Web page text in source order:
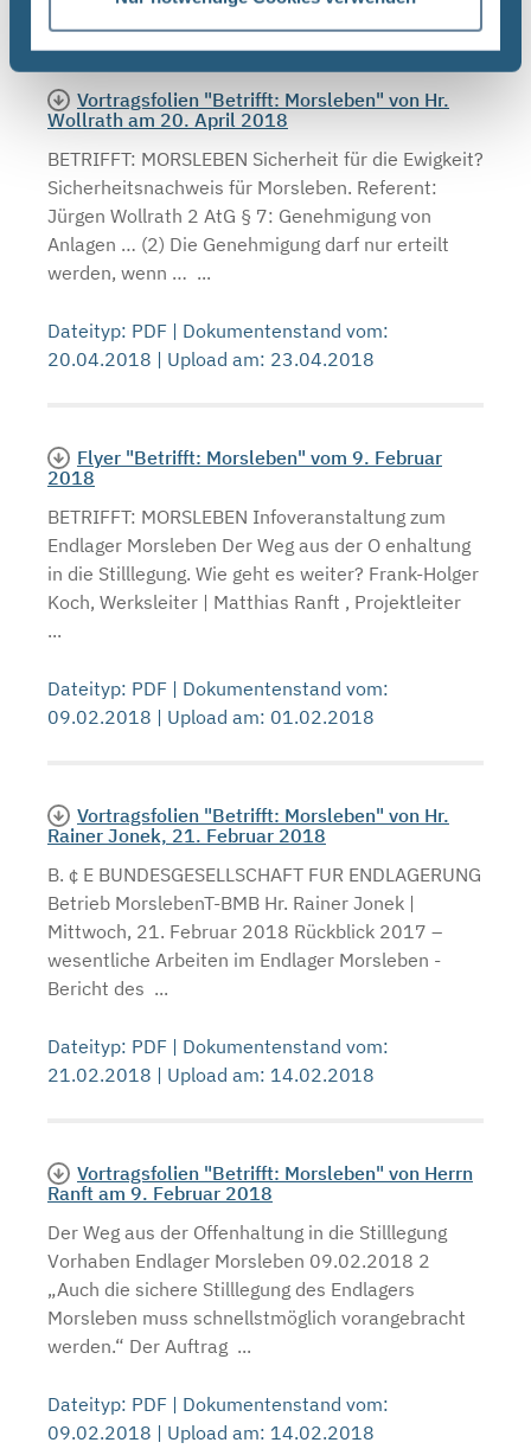
Vortragsfolien "Betrifft: Morsleben" von Hr.
Wollrath am 20. April 2018
BETRIFFT: MORSLEBEN Sicherheit für die Ewigkeit?
Sicherheitsnachweis für Morsleben. Referent:
Jürgen Wollrath 2 AtG § 7: Genehmigung von
Anlagen … (2) Die Genehmigung darf nur erteilt
werden, wenn … ...
Dateityp: PDF | Dokumentenstand vom:
20.04.2018 | Upload am: 23.04.2018
Flyer "Betrifft: Morsleben" vom 9. Februar
2018
BETRIFFT: MORSLEBEN Infoveranstaltung zum
Endlager Morsleben Der Weg aus der O enhaltung
in die Stilllegung. Wie geht es weiter? Frank-Holger
Koch, Werksleiter | Matthias Ranft , Projektleiter
...
Dateityp: PDF | Dokumentenstand vom:
09.02.2018 | Upload am: 01.02.2018
Vortragsfolien "Betrifft: Morsleben" von Hr.
Rainer Jonek, 21. Februar 2018
B. ¢ E BUNDESGESELLSCHAFT FUR ENDLAGERUNG
Betrieb MorslebenT-BMB Hr. Rainer Jonek |
Mittwoch, 21. Februar 2018 Rückblick 2017 –
wesentliche Arbeiten im Endlager Morsleben -
Bericht des ...
Dateityp: PDF | Dokumentenstand vom:
21.02.2018 | Upload am: 14.02.2018
Vortragsfolien "Betrifft: Morsleben" von Herrn
Ranft am 9. Februar 2018
Der Weg aus der Offenhaltung in die Stilllegung
Vorhaben Endlager Morsleben 09.02.2018 2
„Auch die sichere Stilllegung des Endlagers
Morsleben muss schnellstmöglich vorangebracht
werden.“ Der Auftrag ...
Dateityp: PDF | Dokumentenstand vom:
09.02.2018 | Upload am: 14.02.2018